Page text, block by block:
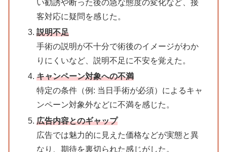
い勧誘や断った後の急な態度の変化など、接
客対応に疑問を感じた。
説明不足
手術の説明が不十分で術後のイメージがわか
りにくいなど、説明不足に不安を覚えた。
キャンペーン対象への不満
特定の条件（例: 当日手術が必須）によるキャ
ンペーン対象外などに不満を感じた。
広告内容とのギャップ
広告では魅力的に見えた価格などが実態と異
なり、期待を裏切られた感じがした。